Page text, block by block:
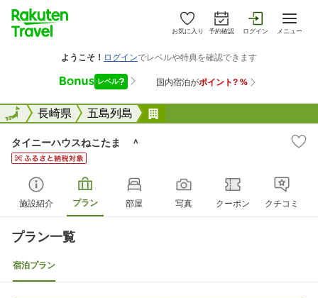
お気に入り 予約確認 ログイン メニュー
全国長崎県 五島列島
全国
タイニーハウスねこたま ＾
施設紹介 プラン 部屋 写真 クーポン クチコミ
プラン一覧
宿泊プラン